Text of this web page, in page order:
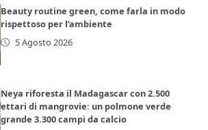
Beauty routine green, come farla in modo
rispettoso per l’ambiente
5 Agosto 2026
Neya riforesta il Madagascar con 2.500
ettari di mangrovie: un polmone verde
grande 3.300 campi da calcio